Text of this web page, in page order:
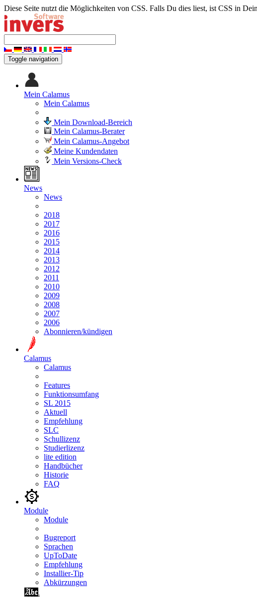
Diese Seite nutzt die Möglichkeiten von CSS. Falls Du dies liest, ist CSS in
Toggle navigation
Mein Calamus
Mein Calamus
Mein Download-Bereich
Mein Calamus-Berater
Mein Calamus-Angebot
Meine Kundendaten
Mein Versions-Check
News
News
2018
2017
2016
2015
2014
2013
2012
2011
2010
2009
2008
2007
2006
Abonnieren/kündigen
Calamus
Calamus
Features
Funktionsumfang
SL 2015
Aktuell
Empfehlung
SLC
Schullizenz
Studierlizenz
lite edition
Handbücher
Historie
FAQ
Module
Module
Bugreport
Sprachen
UpToDate
Empfehlung
Installier-Tip
Abkürzungen